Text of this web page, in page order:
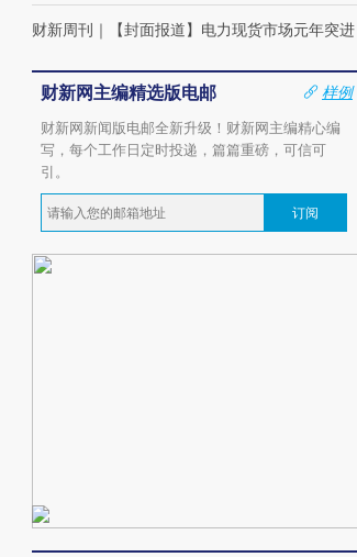
财新周刊 ｜ 【封面报道】电力现货市场元年突进
财新网主编精选版电邮
样例
财新网新闻版电邮全新升级！财新网主编精心编
写，每个工作日定时投递，篇篇重磅，可信可
引。
订阅